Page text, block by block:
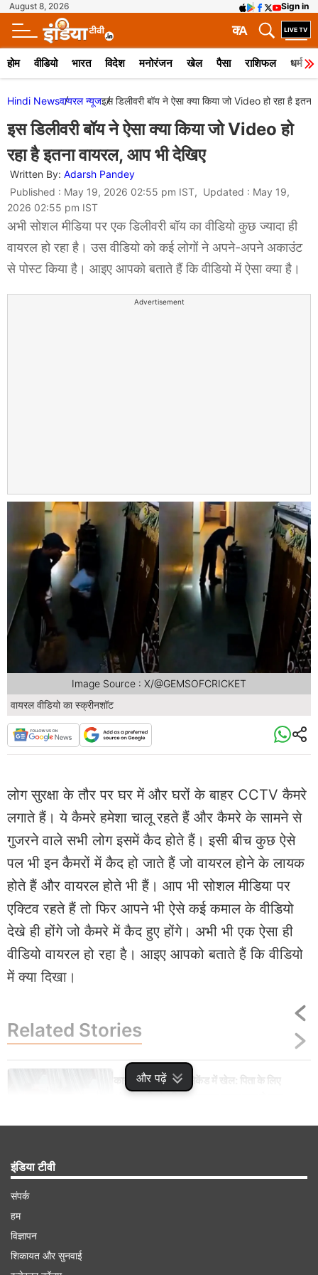
August 8, 2026 Sign in
A
क
होम वीडियो भारत विदेश मनोरंजन खेल पैसा राशिफल धर्म
और पढ़ें
Hindi Newsवायरल न्‍यूजइस डिलीवरी बॉय ने ऐसा क्या किया जो Video हो रहा है
इस डिलीवरी बॉय ने ऐसा क्या किया जो Video हो
रहा है इतना वायरल, आप भी देखिए
Written By: Adarsh Pandey
Published : May 19, 2026 02:55 pm IST, Updated : May 19,
2026 02:55 pm IST
अभी सोशल मीडिया पर एक डिलीवरी बॉय का वीडियो कुछ ज्यादा ही
वायरल हो रहा है। उस वीडियो को कई लोगों ने अपने-अपने अकाउंट
से पोस्ट किया है। आइए आपको बताते हैं कि वीडियो में ऐसा क्या है।
Advertisement
वायरल वीडियो का स्क्रीनशॉट
Image Source : X/@GEMSOFCRICKET
लोग सुरक्षा के तौर पर घर में और घरों के बाहर CCTV कैमरे
लगाते हैं। ये कैमरे हमेशा चालू रहते हैं और कैमरे के सामने से
गुजरने वाले सभी लोग इसमें कैद होते हैं। इसी बीच कुछ ऐसे
पल भी इन कैमरों में कैद हो जाते हैं जो वायरल होने के लायक
होते हैं और वायरल होते भी हैं। आप भी सोशल मीडिया पर
एक्टिव रहते हैं तो फिर आपने भी ऐसे कई कमाल के वीडियो
देखे ही होंगे जो कैमरे में कैद हुए होंगे। अभी भी एक ऐसा ही
वीडियो वायरल हो रहा है। आइए आपको बताते हैं कि वीडियो
में क्या दिखा।
Related Stories
कानपुर में बस में 53 सेकेंड में खेल: पिता के लिए
अंगूठी खरीदने की बात कहकर युवक उड़ा ले गया
इंडिया टीवी
संपर्क
हम
विज्ञापन
शिकायत और सुनवाई